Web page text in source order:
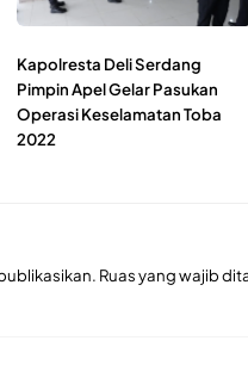
Kapolresta Deli Serdang
Pimpin Apel Gelar Pasukan
Operasi Keselamatan Toba
2022
Ruas yang wajib